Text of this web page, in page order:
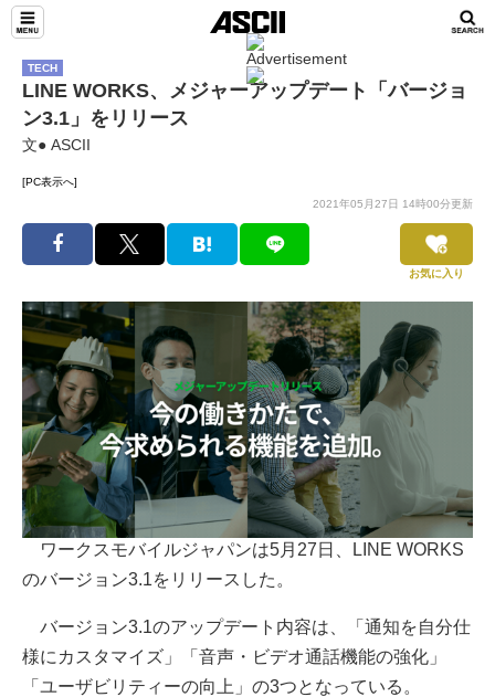
TECH
LINE WORKS、メジャーアップデート「バージョ
ン3.1」をリリース
文● ASCII
[PC表示へ]
2021年05月27日 14時00分更新
お気に入り
ワークスモバイルジャパンは5月27日、LINE WORKS
のバージョン3.1をリリースした。
バージョン3.1のアップデート内容は、「通知を自分仕
様にカスタマイズ」「音声・ビデオ通話機能の強化」
「ユーザビリティーの向上」の3つとなっている。